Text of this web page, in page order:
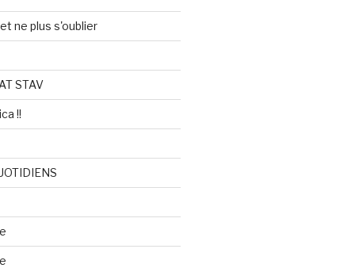
ne plus s'oublier
STAV
!!